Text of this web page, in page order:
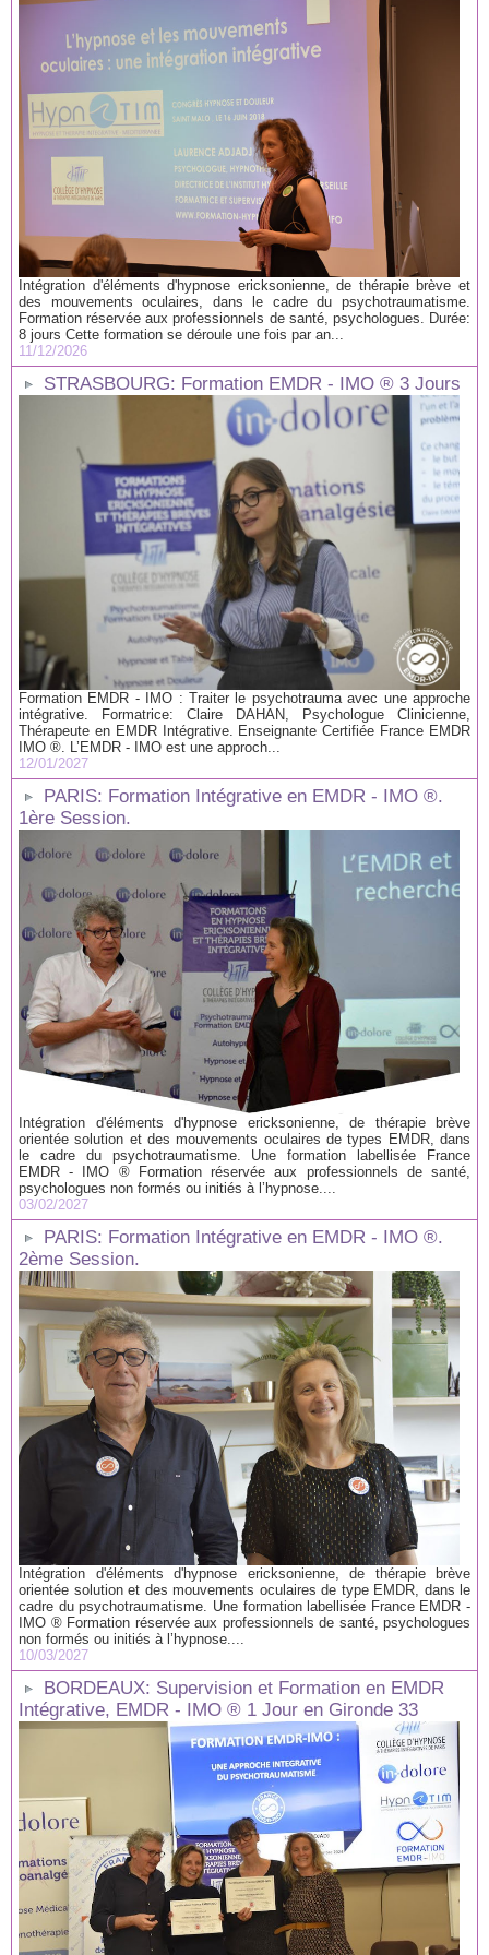
Intégration d'éléments d'hypnose ericksonienne, de thérapie brève et
des mouvements oculaires, dans le cadre du psychotraumatisme.
Formation réservée aux professionnels de santé, psychologues. Durée:
8 jours Cette formation se déroule une fois par an...
11/12/2026
STRASBOURG: Formation EMDR - IMO ® 3 Jours
Formation EMDR - IMO : Traiter le psychotrauma avec une approche
intégrative. Formatrice: Claire DAHAN, Psychologue Clinicienne,
Thérapeute en EMDR Intégrative. Enseignante Certifiée France EMDR
IMO ®. L’EMDR - IMO est une approch...
12/01/2027
PARIS: Formation Intégrative en EMDR - IMO ®.
1ère Session.
Intégration d'éléments d'hypnose ericksonienne, de thérapie brève
orientée solution et des mouvements oculaires de types EMDR, dans
le cadre du psychotraumatisme. Une formation labellisée France
EMDR - IMO ® Formation réservée aux professionnels de santé,
psychologues non formés ou initiés à l’hypnose....
03/02/2027
PARIS: Formation Intégrative en EMDR - IMO ®.
2ème Session.
Intégration d'éléments d'hypnose ericksonienne, de thérapie brève
orientée solution et des mouvements oculaires de type EMDR, dans le
cadre du psychotraumatisme. Une formation labellisée France EMDR -
IMO ® Formation réservée aux professionnels de santé, psychologues
non formés ou initiés à l’hypnose....
10/03/2027
BORDEAUX: Supervision et Formation en EMDR
Intégrative, EMDR - IMO ® 1 Jour en Gironde 33